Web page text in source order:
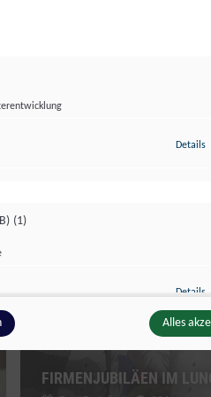
FIRMENJUBILÄEN IM
Details
(1)
Details
Alles